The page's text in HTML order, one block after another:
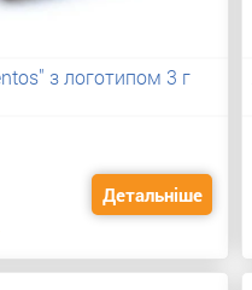
з логотипом 3 г
Детальніше